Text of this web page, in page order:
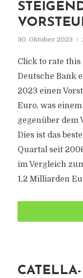
30. Oktober 2023
Click to rate this
Deutsche Bank
2023 einen
Euro, was
gegenüber dem
Dies ist das
Quartal seit
im Vergleich
1,2 Milliarden